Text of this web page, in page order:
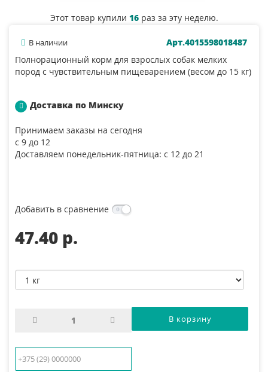
Этот товар купили 16раз за эту неделю.
В наличии
Арт.4015598018487
Полнорационный корм для взрослых собак мелких
пород с чувствительным пищеварением (весом до 15 кг)
Доставка по Минску
Принимаем заказы на сегодня
с 9 до 12
Доставляем понедельник-пятница: с 12 до 21
Добавить в сравнение
47.40 p.